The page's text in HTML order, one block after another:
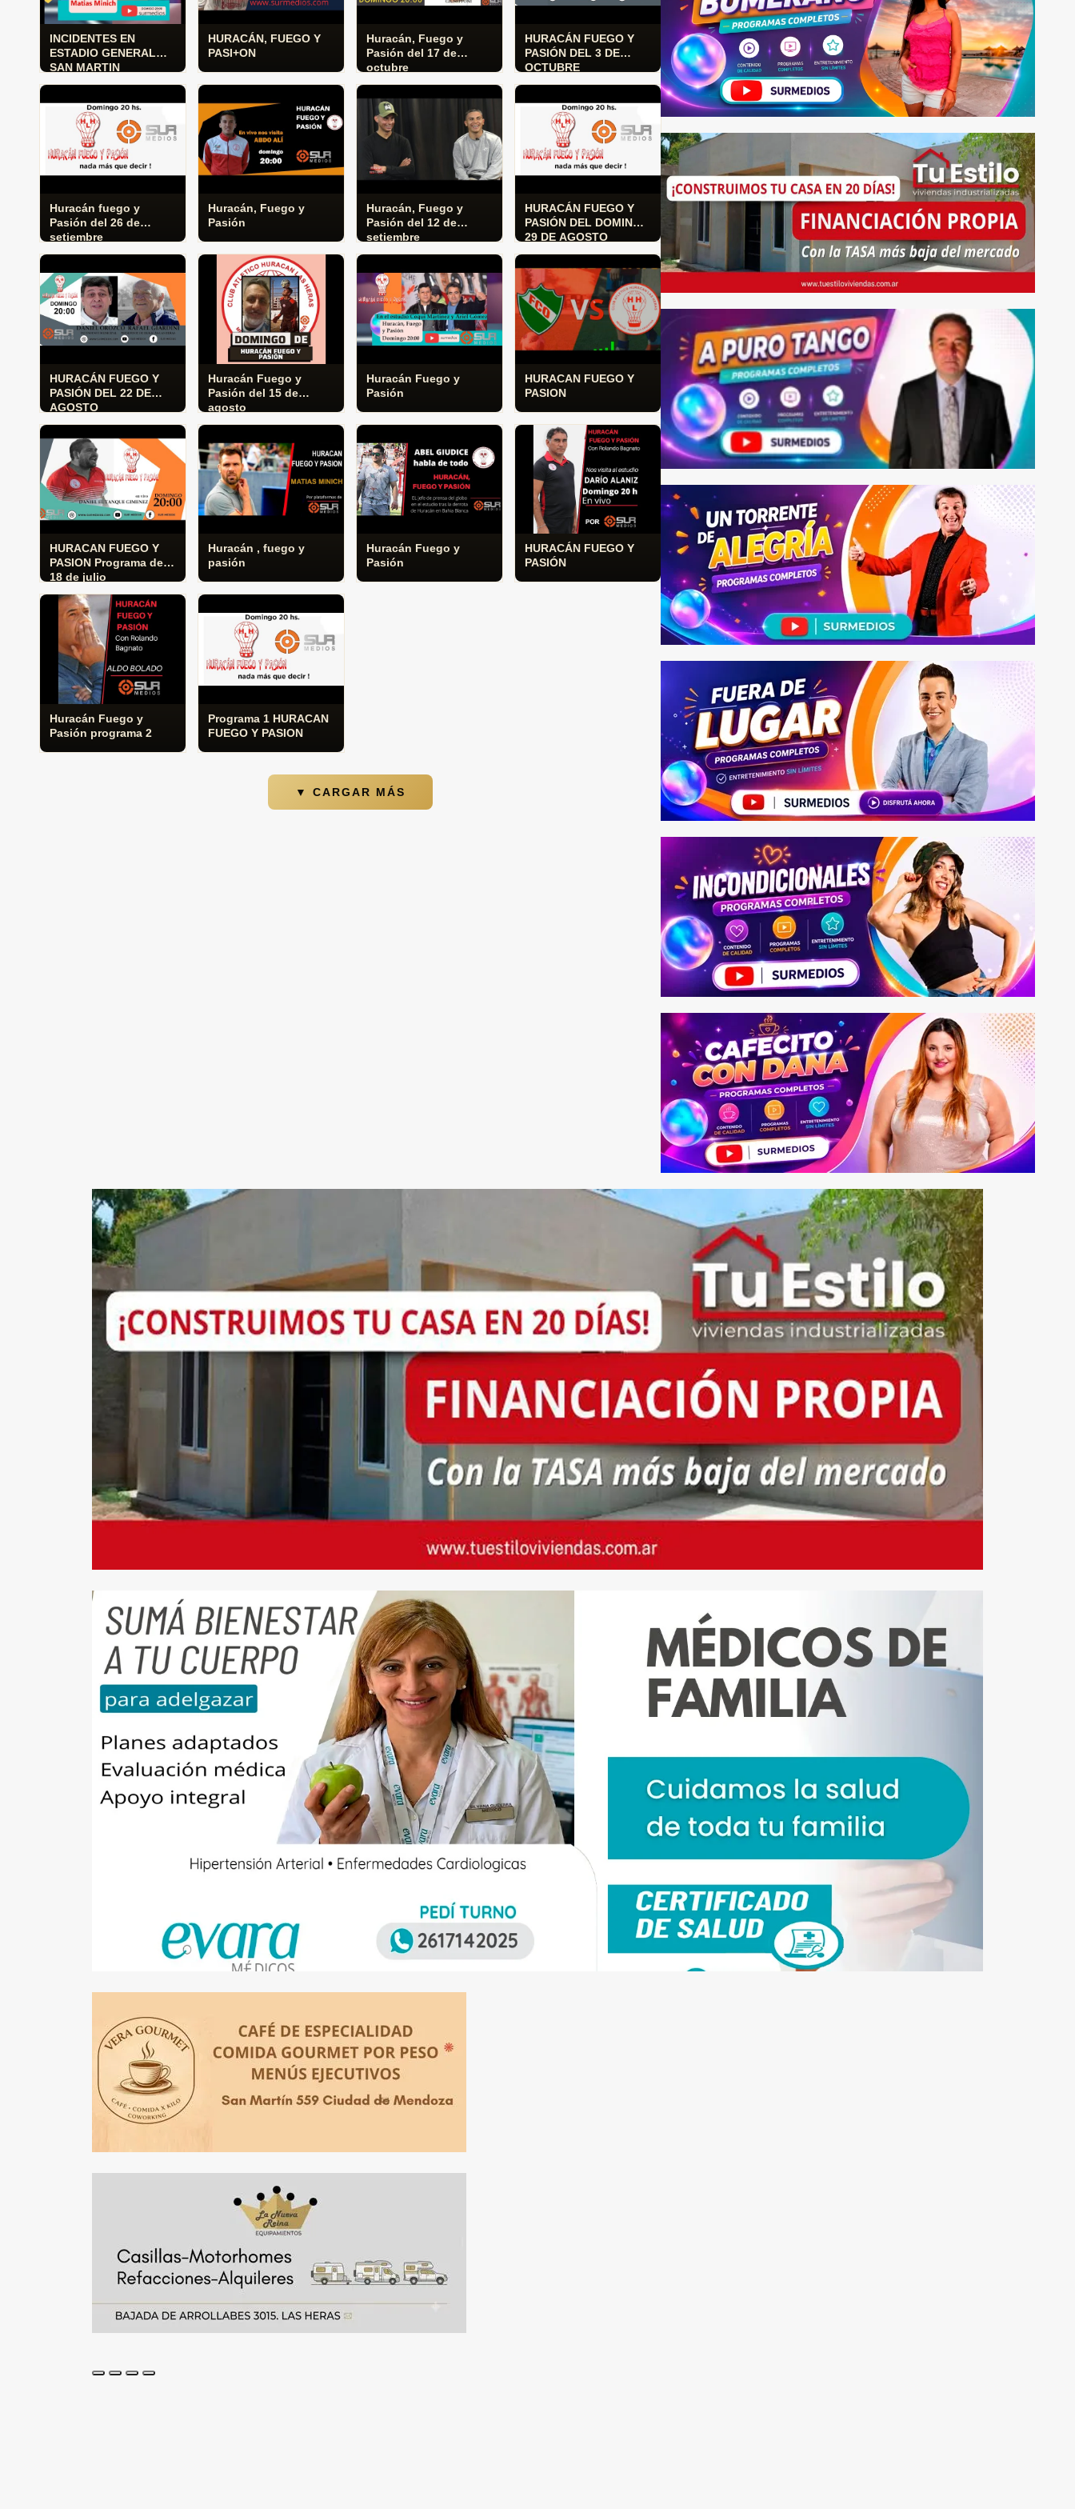
INCIDENTES EN
ESTADIO GENERAL
SAN MARTIN
HURACÁN, FUEGO Y
PASI+ON
Huracán, Fuego y
Pasión del 17 de
octubre
HURACÁN FUEGO Y
PASIÓN DEL 3 DE
OCTUBRE
Huracán fuego y
Pasión del 26 de
setiembre
Huracán, Fuego y
Pasión
Huracán, Fuego y
Pasión del 12 de
setiembre
HURACÁN FUEGO Y
PASIÓN DEL DOMINGO
29 DE AGOSTO
HURACÁN FUEGO Y
PASIÓN DEL 22 DE
AGOSTO
Huracán Fuego y
Pasión del 15 de
agosto
Huracán Fuego y
Pasión
HURACAN FUEGO Y
PASION
HURACAN FUEGO Y
PASION Programa del
18 de julio
Huracán , fuego y
pasión
Huracán Fuego y
Pasión
HURACÁN FUEGO Y
PASIÓN
Huracán Fuego y
Pasión programa 2
Programa 1 HURACAN
FUEGO Y PASION
▼ CARGAR MÁS